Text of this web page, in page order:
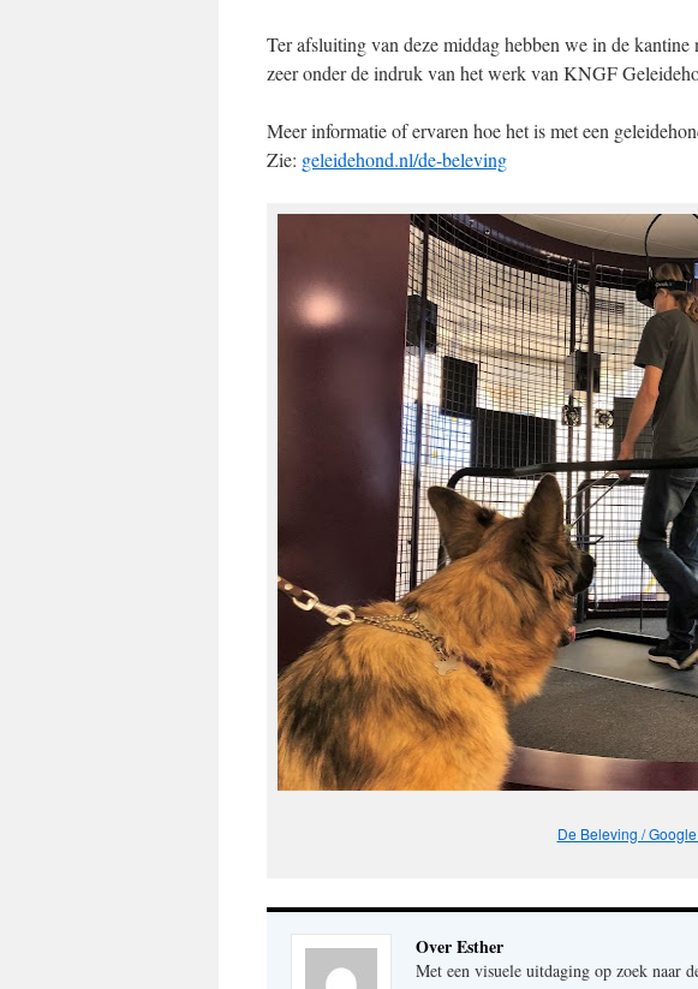
Ter afsluiting van deze middag hebben we in de kantine
zeer onder de indruk van het werk van KNGF
Meer informatie of ervaren hoe het is met een
Zie: geleidehond.nl/de-beleving
De Beleving /
Over Esther
Met een visuele uitdaging op zoek naar